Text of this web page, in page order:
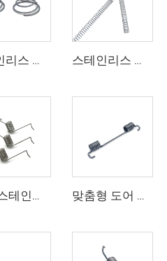
스테인리스 스틸 원뿔형 타워 스프링 압축 스프링 대량 판매 스테인리스 스틸 맞춤 소형 코일 압축 스프링 대량 판매
도매 스테인리스 스틸 스프링 운동기구 토션 스프링 맞춤형 도어 리턴 스테인레스 스틸 비틀림 스프링